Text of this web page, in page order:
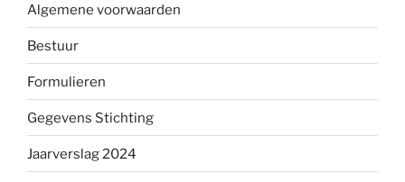
Algemene voorwaarden
Bestuur
Formulieren
Gegevens Stichting
Jaarverslag 2024